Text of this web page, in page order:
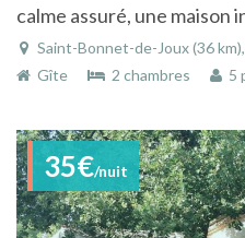
Saint-Bonnet-de-Joux (36 km), Saône-et-
Gîte
2 chambres 5
35€/nuit